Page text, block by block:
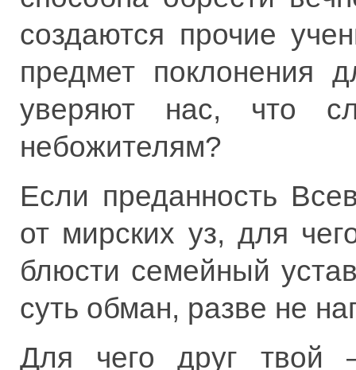
создаются прочие
предмет поклонения
уверяют нас, что
небожителям?
Если преданность
от мирских уз, для
блюсти семейный
суть обман, разве не
Для чего друг твой